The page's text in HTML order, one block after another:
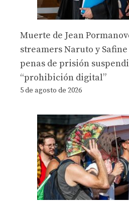
Muerte de Jean
streamers Naruto y
penas de prisión
“prohibición digital”
5 de agosto de 2026